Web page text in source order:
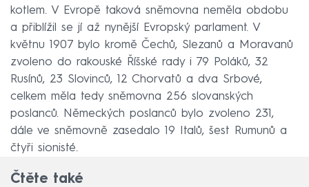
kotlem. V Evropě taková sněmovna neměla obdobu
a přiblížil se jí až nynější Evropský parlament. V
květnu 1907 bylo kromě Čechů, Slezanů a Moravanů
zvoleno do rakouské Říšské rady i 79 Poláků, 32
Rusínů, 23 Slovinců, 12 Chorvatů a dva Srbové,
celkem měla tedy sněmovna 256 slovanských
poslanců. Německých poslanců bylo zvoleno 231,
dále ve sněmovně zasedalo 19 Italů, šest Rumunů a
čtyři sionisté.
Čtěte také